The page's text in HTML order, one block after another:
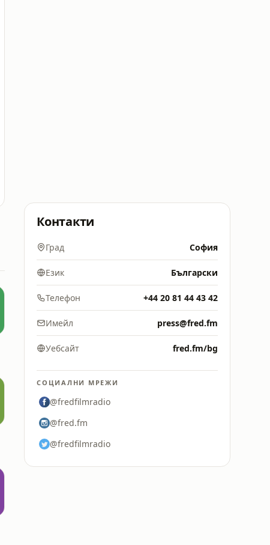
Контакти
Град София
Език Български
Телефон +44 20 81 44 43 42
Имейл press@fred.fm
Уебсайт fred.fm/bg
СОЦИАЛНИ МРЕЖИ
@fredfilmradio
@fred.fm
@fredfilmradio